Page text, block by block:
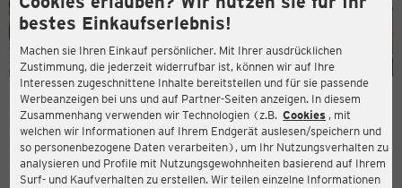
bestes Einkaufserlebnis!
Machen sie Ihren Einkauf persönlicher. Mit Ihrer ausdrücklichen
Zustimmung, die jederzeit widerrufbar ist, können wir auf Ihre
Interessen zugeschnittene Inhalte bereitstellen und für sie passende
Werbeanzeigen bei uns und auf Partner-Seiten anzeigen. In diesem
Zusammenhang verwenden wir Technologien (z.B. Cookies , mit
welchen wir Informationen auf Ihrem Endgerät auslesen/speichern und
so personenbezogene Daten verarbeiten), um Ihr Nutzungsverhalten zu
analysieren und Profile mit Nutzungsgewohnheiten basierend auf Ihrem
Surf- und Kaufverhalten zu erstellen. Wir teilen einzelne Informationen
ERNSTING'S FAMILY FILIALE
Georg-Schumann-Str. 290
04159 Leipzig